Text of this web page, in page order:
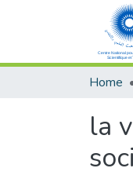
Home
la